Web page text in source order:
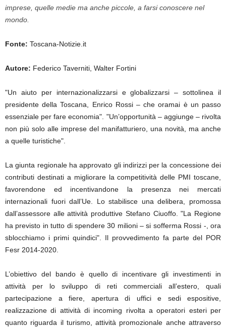
imprese, quelle medie ma anche piccole, a farsi conoscere nel
mondo.
Fonte: Toscana-Notizie.it
Autore: Federico Taverniti, Walter Fortini
"Un aiuto per internazionalizzarsi e globalizzarsi – sottolinea il
presidente della Toscana, Enrico Rossi – che oramai è un passo
essenziale per fare economia". "Un’opportunità – aggiunge – rivolta
non più solo alle imprese del manifatturiero, una novità, ma anche
a quelle turistiche".
La giunta regionale ha approvato gli indirizzi per la concessione dei
contributi destinati a migliorare la competitività delle PMI toscane,
favorendone ed incentivandone la presenza nei mercati
internazionali fuori dall’Ue. Lo stabilisce una delibera, promossa
dall’assessore alle attività produttive Stefano Ciuoffo. "La Regione
ha previsto in tutto di spendere 30 milioni – si sofferma Rossi -, ora
sblocchiamo i primi quindici". Il provvedimento fa parte del POR
Fesr 2014-2020.
L’obiettivo del bando è quello di incentivare gli investimenti in
attività per lo sviluppo di reti commerciali all’estero, quali
partecipazione a fiere, apertura di uffici e sedi espositive,
realizzazione di attività di incoming rivolta a operatori esteri per
quanto riguarda il turismo, attività promozionale anche attraverso